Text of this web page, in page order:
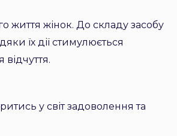
життя жінок. До складу засобу
їх дії стимулюється
у світ задоволення та